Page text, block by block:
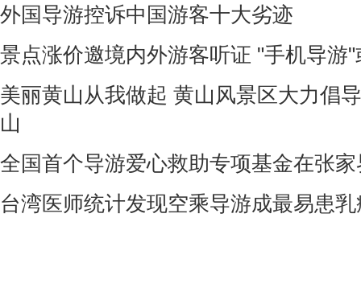
外国导游控诉中国游客十大劣迹
景点涨价邀境内外游客听证 "手机导游
美丽黄山从我做起 黄山风景区大力倡
山
全国首个导游爱心救助专项基金在张
台湾医师统计发现空乘导游成最易患